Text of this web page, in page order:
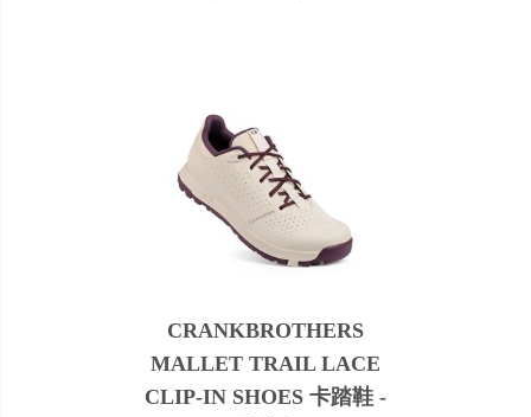
CRANKBROTHERS
MALLET TRAIL LACE
CLIP-IN SHOES 卡踏鞋 -